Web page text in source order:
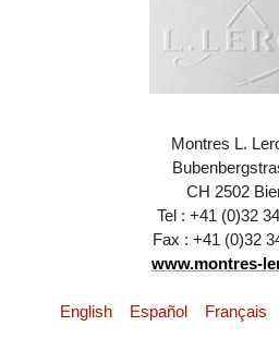
Montres L.
CH 2502
Tel : +41 (0)32
Fax : +41 (0)32
www.montres-
English Español Français